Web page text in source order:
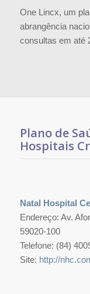
One Lincx, um
abrangência
consultas em até
Plano de
Hospitais
Natal Hospital
Endereço: Av.
59020-100
Telefone: (84)
Site: http://